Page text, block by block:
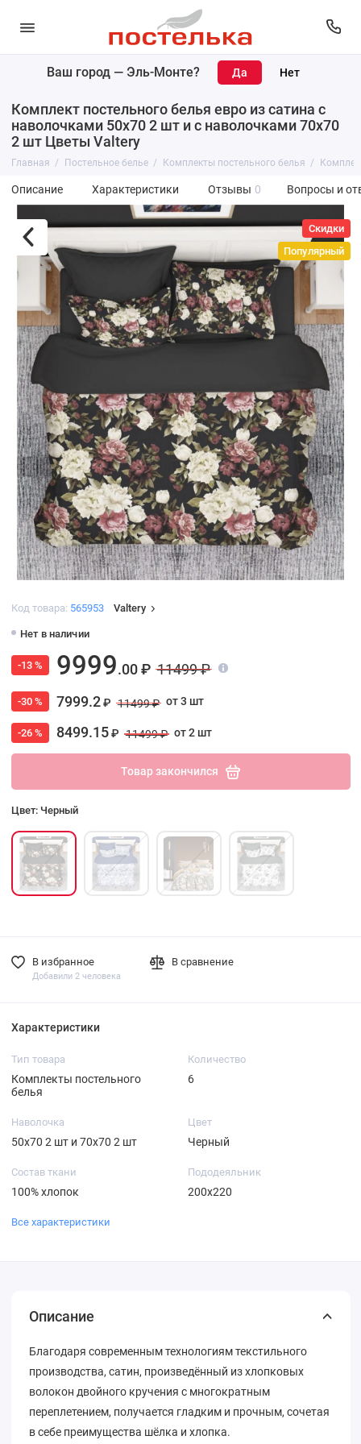
Ваш город — Эль-Монте?
Комплект постельного белья евро из сатина с
наволочками 50х70 2 шт и с наволочками 70х70
2 шт Цветы Valtery
Главная Постельное белье Комплекты постельного белья
Описание Характеристики Отзывы 0 Вопросы и
Скидки
Популярный
Код товара: 565953 Valtery
Нет в наличии
-13 % 9999.00 ₽ 11499 ₽
-30 % 7999.2₽ 11499 ₽ от 3 шт
-26 % 8499.15₽ 11499 ₽ от 2 шт
Товар закончился
Цвет: Черный
В избранное
Добавили 2 человека
В сравнение
Характеристики
Тип товара
Комплекты постельного
белья
Количество
6
Наволочка
50х70 2 шт и 70х70 2 шт
Цвет
Черный
Состав ткани
100% хлопок
Пододеяльник
200х220
Все характеристики
Описание
Благодаря современным технологиям текстильного
производства, сатин, произведённый из хлопковых
волокон двойного кручения с многократным
переплетением, получается гладким и прочным, сочетая
в себе преимущества шёлка и хлопка.